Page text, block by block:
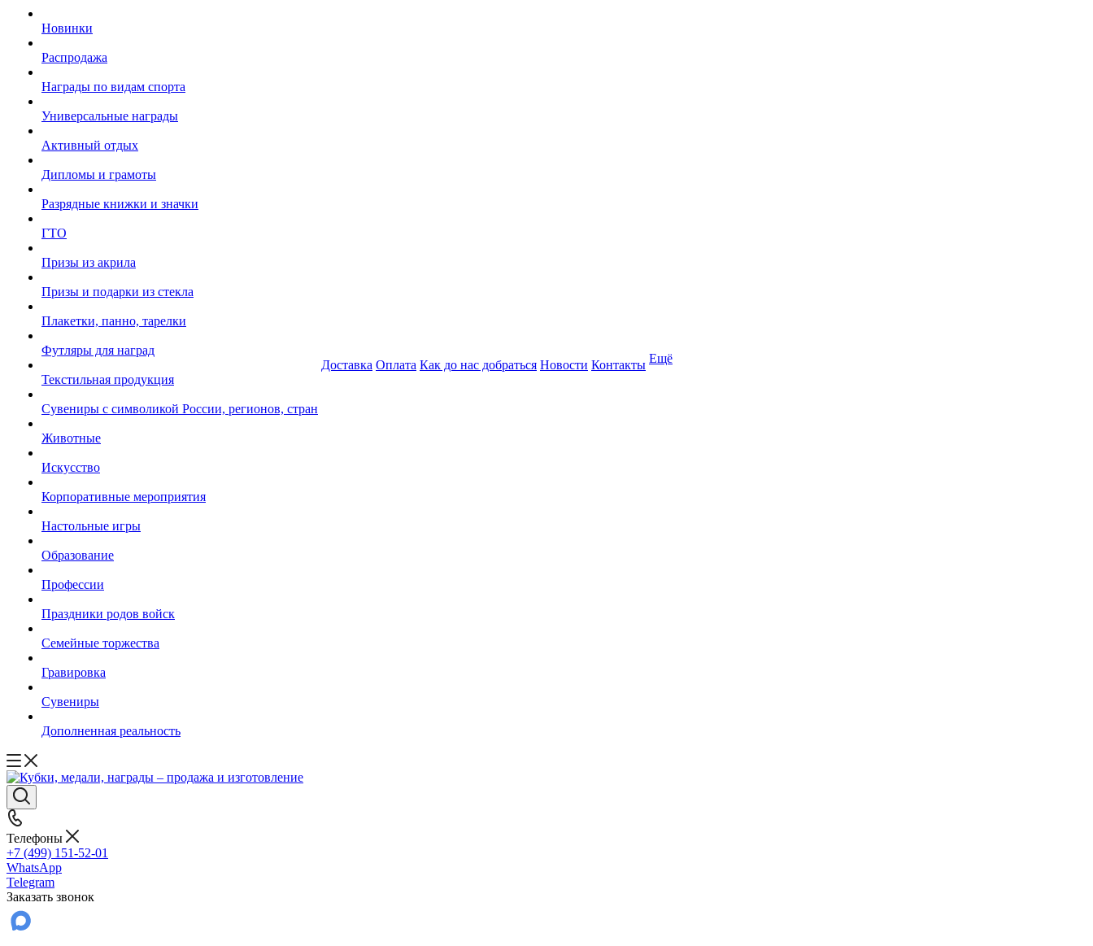
Новинки
Распродажа
Награды по видам спорта
Универсальные награды
Активный отдых
Дипломы и грамоты
Разрядные книжки и значки
ГТО
Призы из акрила
Призы и подарки из стекла
Плакетки, панно, тарелки
Футляры для наград
Текстильная продукция
Сувениры с символикой России, регионов, стран
Животные
Искусство
Корпоративные мероприятия
Настольные игры
Образование
Профессии
Праздники родов войск
Семейные торжества
Гравировка
Сувениры
Дополненная реальность
Доставка Оплата Как до нас добраться Новости Контакты Ещё
Телефоны
+7 (499) 151-52-01
WhatsApp
Telegram
Заказать звонок